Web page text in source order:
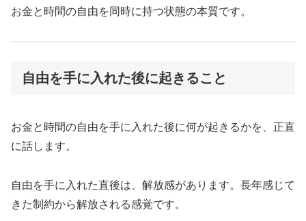
お金と時間の自由を同時に持つ状態の本質です。
自由を手に入れた後に起きること
お金と時間の自由を手に入れた後に何が起きるかを、正直
に話します。
自由を手に入れた直後は、解放感があります。長年感じて
きた制約から解放される感覚です。